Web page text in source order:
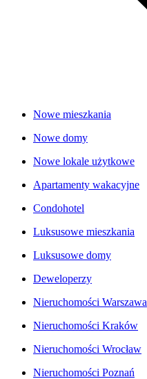
Nowe mieszkania
Nowe domy
Nowe lokale użytkowe
Apartamenty wakacyjne
Condohotel
Luksusowe mieszkania
Luksusowe domy
Deweloperzy
Nieruchomości Warszawa
Nieruchomości Kraków
Nieruchomości Wrocław
Nieruchomości Poznań